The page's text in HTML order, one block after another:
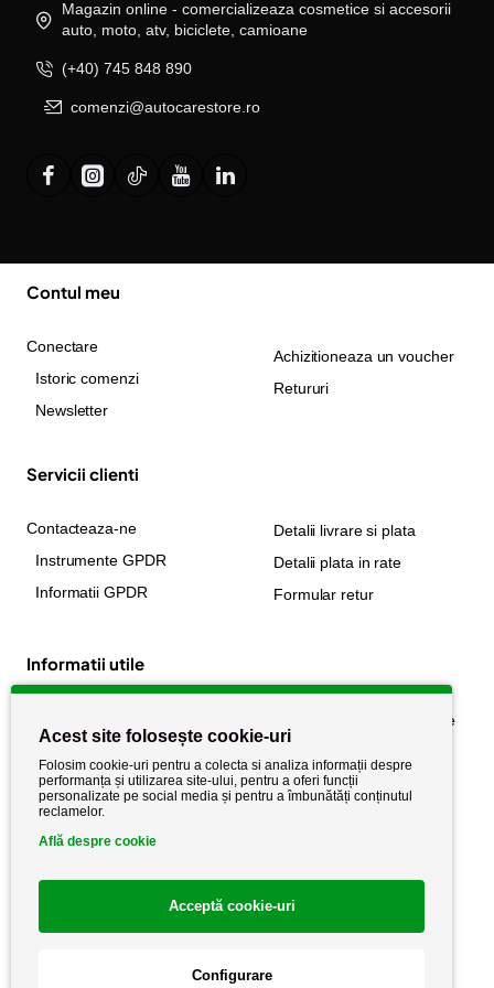
Magazin online - comercializeaza cosmetice si accesorii
auto, moto, atv, biciclete, camioane
(+40) 745 848 890
comenzi@autocarestore.ro
Contul meu
Conectare
Istoric comenzi
Newsletter
Achizitioneaza un voucher
Retururi
Servicii clienti
Contacteaza-ne
Instrumente GPDR
Informatii GPDR
Detalii livrare si plata
Detalii plata in rate
Formular retur
Informatii utile
Politica de cookie
Politica de confidențialitate
Termeni si conditii
Acest site folosește cookie-uri
Folosim cookie-uri pentru a colecta si analiza informații despre
performanța și utilizarea site-ului, pentru a oferi funcții
personalizate pe social media și pentru a îmbunătăți conținutul
reclamelor.
Află despre cookie
Acceptă cookie-uri
Configurare